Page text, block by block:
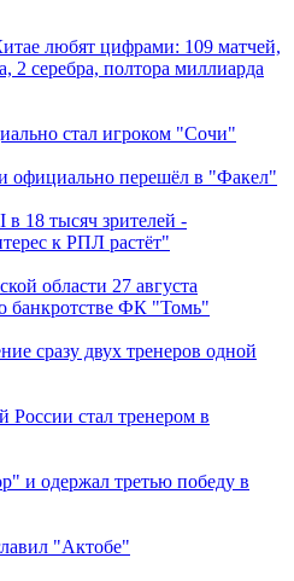
любят цифрами: 109 матчей,
2 серебра, полтора миллиарда
стал игроком "Сочи"
официально перешёл в "Факел"
18 тысяч зрителей -
к РПЛ растёт"
области 27 августа
банкротстве ФК "Томь"
сразу двух тренеров одной
России стал тренером в
и одержал третью победу в
"Актобе"